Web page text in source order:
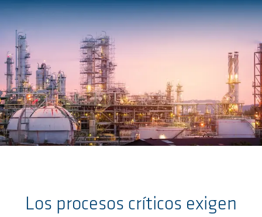
Los procesos críticos exigen